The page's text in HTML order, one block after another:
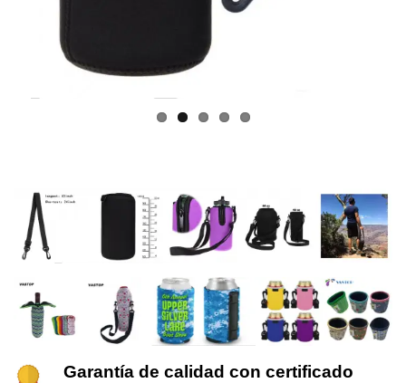
Garantía de calidad con certificado